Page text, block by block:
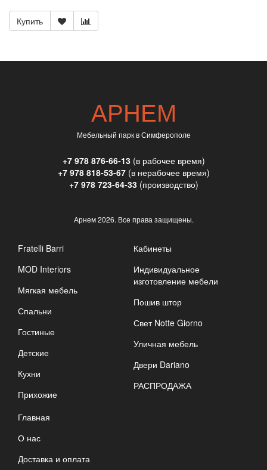
Купить
АРНЕМ
Мебельный парк в Симферополе
+7 978 876-66-13(в рабочее время)
+7 978 818-53-67(в нерабочее время)
+7 978 723-64-33(производство)
Арнем2026. Все права защищены.
Fratelli Barri
MOD Interiors
Мягкая мебель
Спальни
Гостиные
Детские
Кухни
Прихожие
Кабинеты
Индивидуальное
изготовление мебели
Пошив штор
Свет Notte Giorno
Уличная мебель
Двери Dariano
РАСПРОДАЖА
Главная
О нас
Доставка и оплата